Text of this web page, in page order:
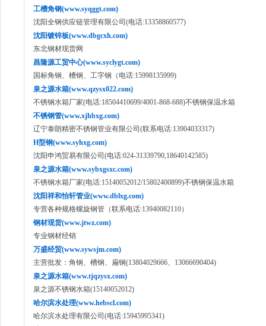
工槽角钢(www.syqggt.com)
沈阳全钢供应链管理有限公司(电话:13358860577)
沈阳镀锌板(www.dbgcxh.com)
东北钢材现货网
昌隆源工贸中心(www.syclygt.com)
国标角钢、槽钢、工字钢（电话:15998135999)
泉之源水箱(www.qzysx022.com)
不锈钢水箱厂家(电话:18504410699/4001-868-688)不锈钢保温水箱
不锈钢管(www.xjhbxg.com)
辽宁泰朗精密不锈钢管业有限公司(联系电话:13904033317)
H型钢(www.syhxg.com)
沈阳申鸿贸易有限公司(电话:024-31339790,18640142585)
泉之源水箱(www.sybxgsxc.com)
不锈钢水箱厂家(电话:15140052012/15802400899)不锈钢保温水箱
沈阳祥和怡轩管业(www.dblxg.com)
专营各种规格螺旋钢管（联系电话:13940082110）
钢材现货(www.jtwz.com)
专业钢材经销
万盛经贸(www.sywsjm.com)
主营批发：角钢、槽钢、扁钢(13804029666、13066690404)
泉之源水箱(www.tjqzysx.com)
泉之源不锈钢水箱(15140052012)
哈尔滨水处理(www.hebscl.com)
哈尔滨水处理有限公司(电话:15945995341)